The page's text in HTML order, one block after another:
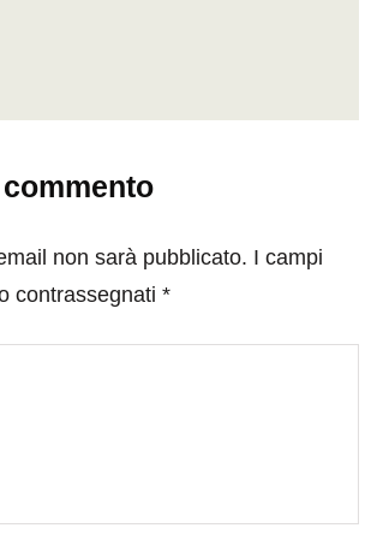
non sarà pubblicato. I campi
contrassegnati *